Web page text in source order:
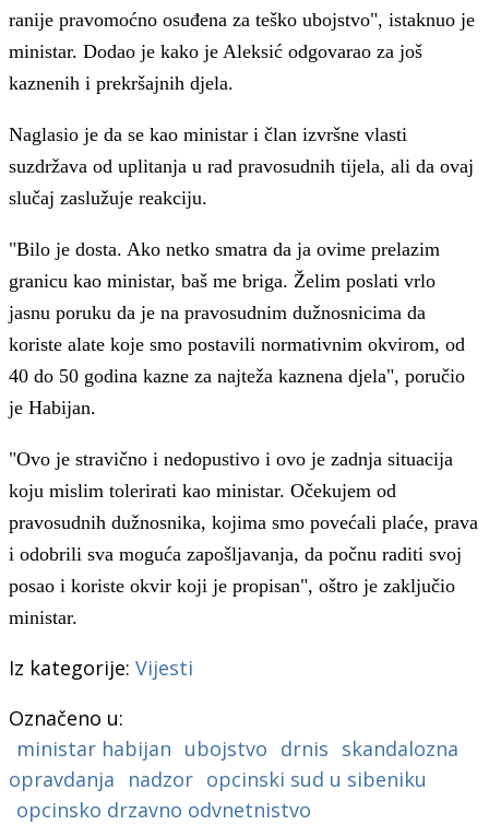
ranije pravomoćno osuđena za teško ubojstvo", istaknuo je
ministar. Dodao je kako je Aleksić odgovarao za još
kaznenih i prekršajnih djela.
Naglasio je da se kao ministar i član izvršne vlasti
suzdržava od uplitanja u rad pravosudnih tijela, ali da ovaj
slučaj zaslužuje reakciju.
"Bilo je dosta. Ako netko smatra da ja ovime prelazim
granicu kao ministar, baš me briga. Želim poslati vrlo
jasnu poruku da je na pravosudnim dužnosnicima da
koriste alate koje smo postavili normativnim okvirom, od
40 do 50 godina kazne za najteža kaznena djela", poručio
je Habijan.
"Ovo je stravično i nedopustivo i ovo je zadnja situacija
koju mislim tolerirati kao ministar. Očekujem od
pravosudnih dužnosnika, kojima smo povećali plaće, prava
i odobrili sva moguća zapošljavanja, da počnu raditi svoj
posao i koriste okvir koji je propisan", oštro je zaključio
ministar.
Iz kategorije: Vijesti
Označeno u:
ministar habijan ubojstvo drnis skandalozna
opravdanja
nadzor opcinski sud u sibeniku
opcinsko drzavno odvnetnistvo